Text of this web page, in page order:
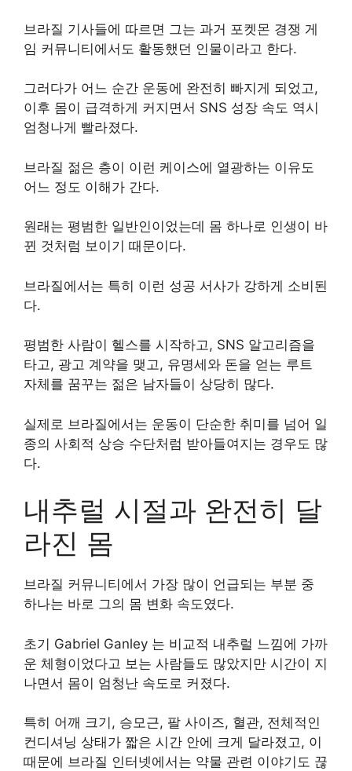
브라질 기사들에 따르면 그는 과거 포켓몬 경쟁 게
임 커뮤니티에서도 활동했던 인물이라고 한다.
그러다가 어느 순간 운동에 완전히 빠지게 되었고,
이후 몸이 급격하게 커지면서 SNS 성장 속도 역시
엄청나게 빨라졌다.
브라질 젊은 층이 이런 케이스에 열광하는 이유도
어느 정도 이해가 간다.
원래는 평범한 일반인이었는데 몸 하나로 인생이 바
뀐 것처럼 보이기 때문이다.
브라질에서는 특히 이런 성공 서사가 강하게 소비된
다.
평범한 사람이 헬스를 시작하고, SNS 알고리즘을
타고, 광고 계약을 맺고, 유명세와 돈을 얻는 루트
자체를 꿈꾸는 젊은 남자들이 상당히 많다.
실제로 브라질에서는 운동이 단순한 취미를 넘어 일
종의 사회적 상승 수단처럼 받아들여지는 경우도 많
다.
내추럴 시절과 완전히 달
라진 몸
브라질 커뮤니티에서 가장 많이 언급되는 부분 중
하나는 바로 그의 몸 변화 속도였다.
초기 Gabriel Ganley 는 비교적 내추럴 느낌에 가까
운 체형이었다고 보는 사람들도 많았지만 시간이 지
나면서 몸이 엄청난 속도로 커졌다.
특히 어깨 크기, 승모근, 팔 사이즈, 혈관, 전체적인
컨디셔닝 상태가 짧은 시간 안에 크게 달라졌고, 이
때문에 브라질 인터넷에서는 약물 관련 이야기도 끊